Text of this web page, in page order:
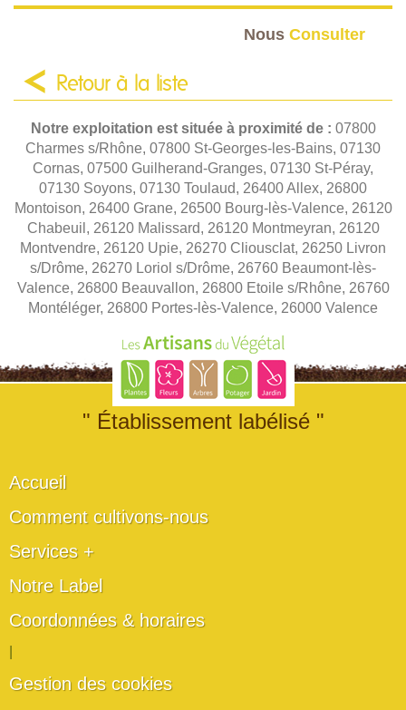
Nous Consulter
Retour à la liste
Notre exploitation est située à proximité de : 07800
Charmes s/Rhône, 07800 St-Georges-les-Bains, 07130
Cornas, 07500 Guilherand-Granges, 07130 St-Péray,
07130 Soyons, 07130 Toulaud, 26400 Allex, 26800
Montoison, 26400 Grane, 26500 Bourg-lès-Valence, 26120
Chabeuil, 26120 Malissard, 26120 Montmeyran, 26120
Montvendre, 26120 Upie, 26270 Cliousclat, 26250 Livron
s/Drôme, 26270 Loriol s/Drôme, 26760 Beaumont-lès-
Valence, 26800 Beauvallon, 26800 Etoile s/Rhône, 26760
Montéléger, 26800 Portes-lès-Valence, 26000 Valence
" Établissement labélisé "
Accueil
Comment cultivons-nous
Services +
Notre Label
Coordonnées & horaires
Gestion des cookies